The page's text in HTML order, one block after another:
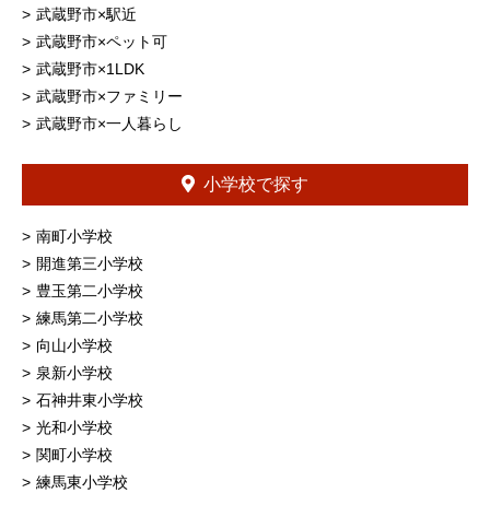
武蔵野市×駅近
武蔵野市×ペット可
武蔵野市×1LDK
武蔵野市×ファミリー
武蔵野市×一人暮らし
小学校で探す
南町小学校
開進第三小学校
豊玉第二小学校
練馬第二小学校
向山小学校
泉新小学校
石神井東小学校
光和小学校
関町小学校
練馬東小学校